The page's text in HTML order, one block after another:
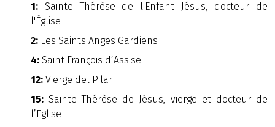
1: Sainte Thérèse de l'Enfant Jésus, docteur de
l'Église
2: Les Saints Anges Gardiens
4: Saint François d’Assise
12: Vierge del Pilar
15: Sainte Thérèse de Jésus, vierge et docteur de
l’Eglise